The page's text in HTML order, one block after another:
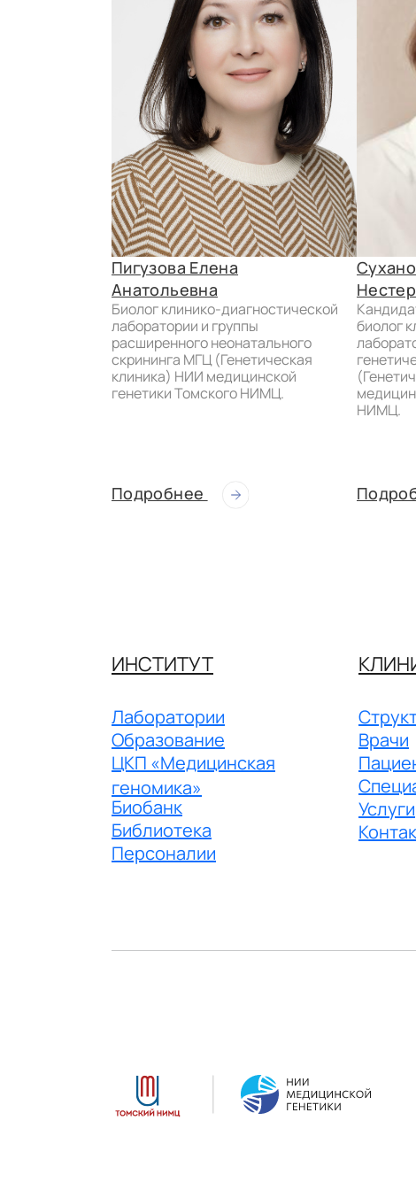
Пигузова Елена
Анатольевна
биолог клинико-диагностической
лаборатории и группы
расширенного неонатального
скрининга МГЦ (Генетическая
клиника) НИИ медицинской
генетики Томского НИМЦ.
Подробнее
кандидат биологических наук,
биолог
НИМЦ.
ИНСТИТУТ
Лаборатории
Образование
ЦКП «Медицинская
геномика»
Биобанк
Библиотека
Персоналии
Врачи
Услуги